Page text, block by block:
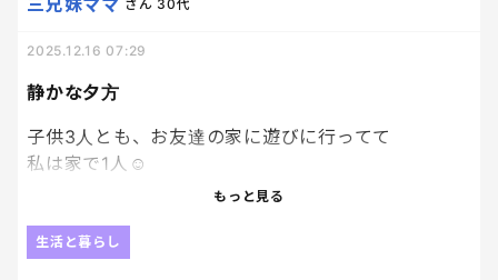
え？あんた全然勉強してなくない？って思った訳で
すよ
あんた、漢字テストの勉強してた？
って聞いたら
静かな夕方
三兄妹ママ さん 30代
2025.12.16 07:29
子供3人とも、お友達の家に遊びに行ってて
私は家で1人☺️
でも、日が短くなってしまった為小学生方が早々と帰
もっと見る
生活と暮らし